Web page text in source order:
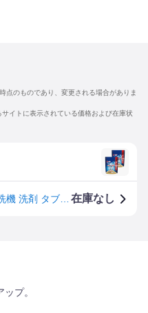
点のものであり、変更される場合がありま
イトに表示されている価格および在庫状
在庫なし
プ。